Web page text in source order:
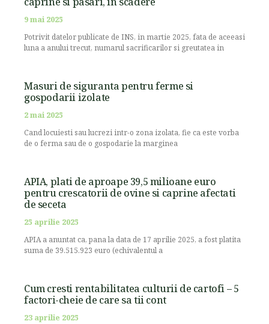
9 mai 2025
Potrivit datelor publicate de INS, in martie 2025, fata de aceeasi
luna a anului trecut, numarul sacrificarilor si greutatea in
Masuri de siguranta pentru ferme si
gospodarii izolate
2 mai 2025
Cand locuiesti sau lucrezi intr-o zona izolata, fie ca este vorba
de o ferma sau de o gospodarie la marginea
APIA, plati de aproape 39,5 milioane euro
pentru crescatorii de ovine si caprine afectati
de seceta
25 aprilie 2025
APIA a anuntat ca, pana la data de 17 aprilie 2025, a fost platita
suma de 39.515.923 euro (echivalentul a
Cum cresti rentabilitatea culturii de cartofi – 5
factori-cheie de care sa tii cont
23 aprilie 2025